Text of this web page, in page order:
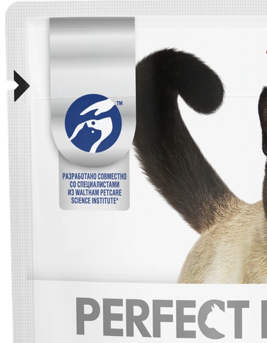
Brit Premium корм для собак всех пород, с
чувствительным пищеварением, с ягненком и